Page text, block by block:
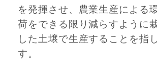
を発揮させ、農業生産による
荷をできる限り減らすように
した土壌で生産することを指
す。